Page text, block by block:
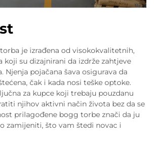
je izrađena od visokokvalitetnih,
su dizajnirani da izdrže zahtjeve
Njenja pojačana šava osigurava da
čak i kada nosi teške optoke.
za kupce koji trebaju pouzdanu
njihov aktivni način života bez da se
prilagođene bogg torbe znači da ju
zamijeniti, što vam štedi novac i